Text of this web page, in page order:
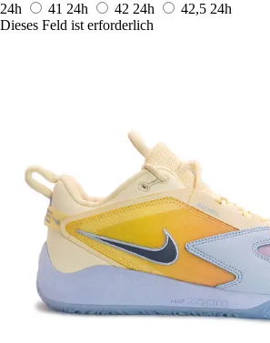
24h
41 24h 42 24h 42,5 24h
Dieses Feld ist erforderlich